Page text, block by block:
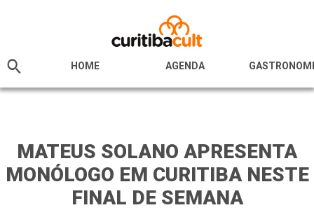
HOME AGENDA
MATEUS SOLANO APRESENTA
MONÓLOGO EM CURITIBA NESTE
FINAL DE SEMANA